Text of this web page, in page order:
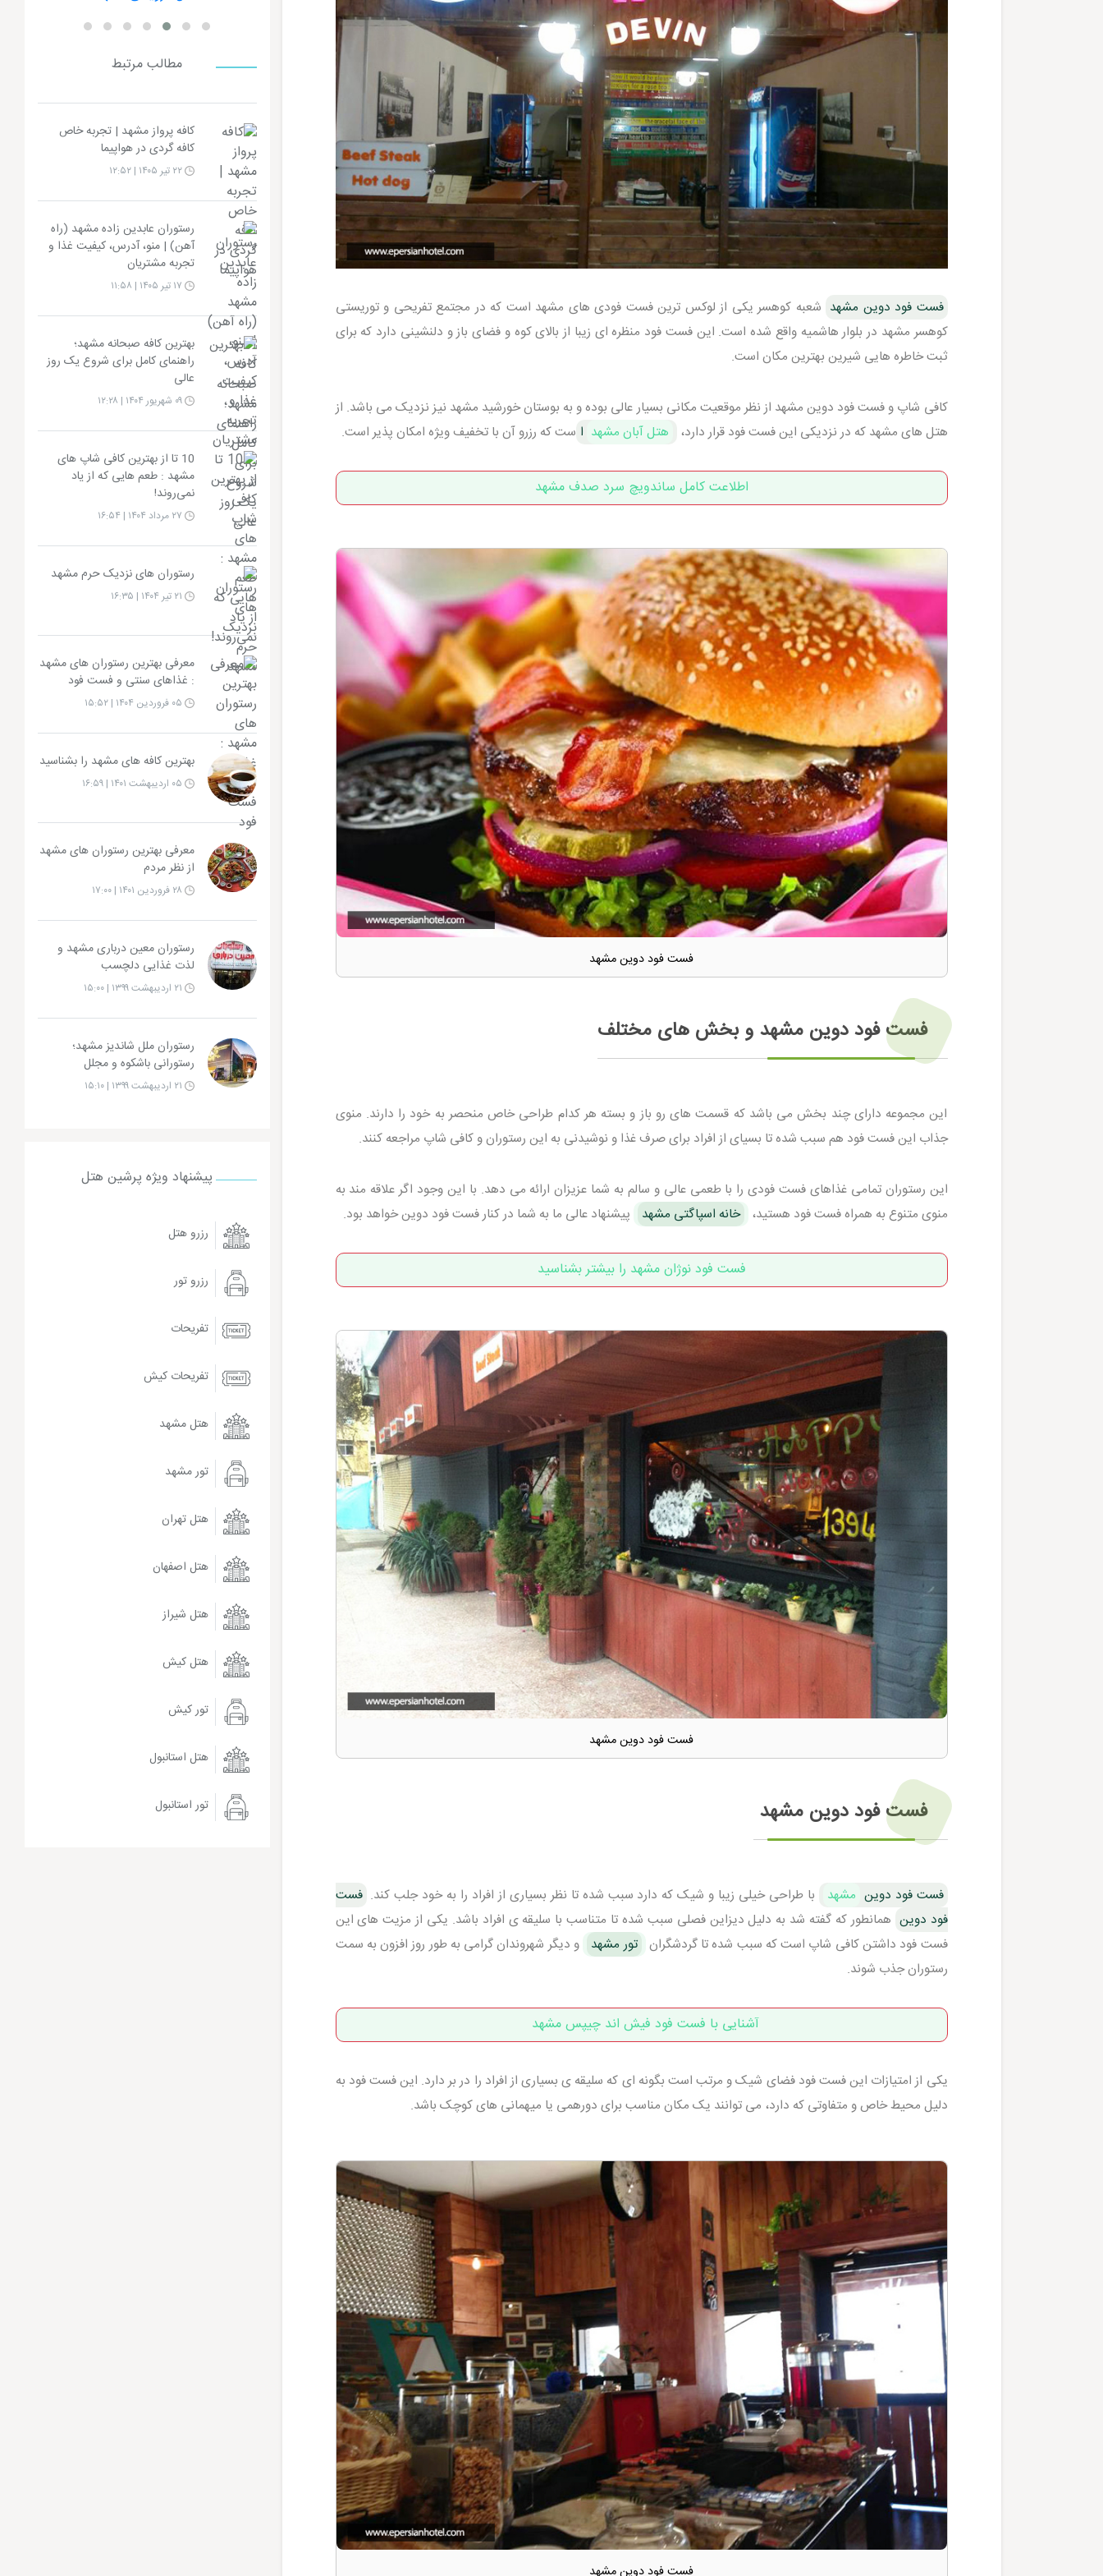
فست فود دوین مشهد شعبه کوهسر یکی از لوکس ترین فست فودی های مشهد است که در مجتمع تفریحی و توریستی
کوهسر مشهد در بلوار هاشمیه واقع شده است. این فست فود منظره ای زیبا از بالای کوه و فضای باز و دلنشینی دارد که برای
ثبت خاطره هایی شیرین بهترین مکان است.
کافی شاپ و فست فود دوین مشهد از نظر موقعیت مکانی بسیار عالی بوده و به بوستان خورشید مشهد نیز نزدیک می باشد. از
هتل های مشهد که در نزدیکی این فست فود قرار دارد،
هتل آبان مشهد ا ست که رزرو آن با تخفیف ویژه امکان پذیر است.
اطلاعت کامل ساندویچ سرد صدف مشهد
فست فود دوین مشهد
فست فود دوین مشهد و بخش های مختلف
این مجموعه دارای چند بخش می باشد که قسمت های رو باز و بسته هر کدام طراحی خاص منحصر به خود را دارند. منوی
جذاب این فست فود هم سبب شده تا بسیای از افراد برای صرف غذا و نوشیدنی به این رستوران و کافی شاپ مراجعه کنند.
این رستوران تمامی غذاهای فست فودی را با طعمی عالی و سالم به شما عزیزان ارائه می دهد. با این وجود اگر علاقه مند به
منوی متنوع به همراه فست فود هستید، خانه اسپاگتی مشهد پیشنهاد عالی ما به شما در کنار فست فود دوین خواهد بود.
فست فود نوژان مشهد را بیشتر بشناسید
فست فود دوین مشهد
فست فود دوین مشهد
فست فود دوین مشهد با طراحی خیلی زیبا و شیک که دارد سبب شده تا نظر بسیاری از افراد را به خود جلب کند. فست
فود دوین همانطور که گفته شد به دلیل دیزاین فصلی سبب شده تا متناسب با سلیقه ی افراد باشد. یکی از مزیت های این
فست فود داشتن کافی شاپ است که سبب شده تا گردشگران تور مشهد و دیگر شهروندان گرامی به طور روز افزون به سمت
رستوران جذب شوند.
آشنایی با فست فود فیش اند چیپس مشهد
یکی از امتیازات این فست فود فضای شیک و مرتب است بگونه ای که سلیقه ی بسیاری از افراد را در بر دارد. این فست فود به
دلیل محیط خاص و متفاوتی که دارد، می توانند یک مکان مناسب برای دورهمی یا میهمانی های کوچک باشد.
فست فود دوین مشهد
مطالب مرتبط
کافه پرواز مشهد | تجربه خاص
کافه گردی در هواپیما
۲۲ تیر ۱۴۰۵ | ۱۲:۵۲
رستوران عابدین زاده مشهد (راه
آهن) | منو، آدرس، کیفیت غذا و
تجربه مشتریان
بهترین کافه صبحانه مشهد؛
راهنمای کامل برای شروع یک روز
عالی
۰۹ شهریور ۱۴۰۴ | ۱۲:۲۸
10 تا از بهترین کافی شاپ های
مشهد : طعم هایی که از یاد
نمی‌روند!
رستوران های نزدیک حرم مشهد
معرفی بهترین رستوران های مشهد
: غذاهای سنتی و فست‌ فود
بهترین کافه های مشهد را بشناسید
معرفی بهترین رستوران های مشهد
از نظر مردم
رستوران معین درباری مشهد و
لذت غذایی دلچسب
رستوران ملل شاندیز مشهد؛
رستورانی باشکوه و مجلل
پیشنهاد ویژه پرشین هتل
رزرو هتل
رزرو تور
تفریحات
تفریحات کیش
هتل مشهد
تور مشهد
هتل تهران
هتل اصفهان
هتل شیراز
هتل کیش
تور کیش
هتل استانبول
تور استانبول